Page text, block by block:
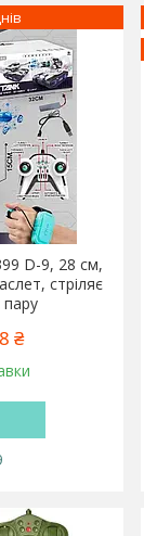
D-9, 28 см,
стріляє
пару
₴